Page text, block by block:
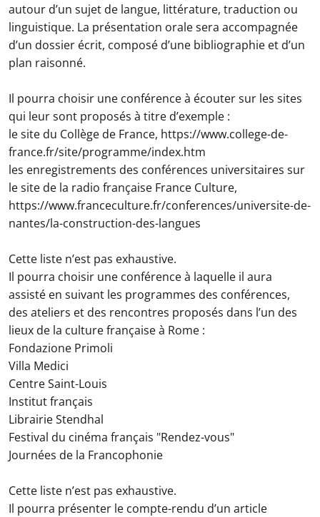
autour d’un sujet de langue, littérature, traduction ou
linguistique. La présentation orale sera accompagnée
d’un dossier écrit, composé d’une bibliographie et d’un
plan raisonné.
Il pourra choisir une conférence à écouter sur les sites
qui leur sont proposés à titre d’exemple :
le site du Collège de France, https://www.college-de-
france.fr/site/programme/index.htm
les enregistrements des conférences universitaires sur
le site de la radio française France Culture,
https://www.franceculture.fr/conferences/universite-de-
nantes/la-construction-des-langues
Cette liste n’est pas exhaustive.
Il pourra choisir une conférence à laquelle il aura
assisté en suivant les programmes des conférences,
des ateliers et des rencontres proposés dans l’un des
lieux de la culture française à Rome :
Fondazione Primoli
Villa Medici
Centre Saint-Louis
Institut français
Librairie Stendhal
Festival du cinéma français "Rendez-vous"
Journées de la Francophonie
Cette liste n’est pas exhaustive.
Il pourra présenter le compte-rendu d’un article